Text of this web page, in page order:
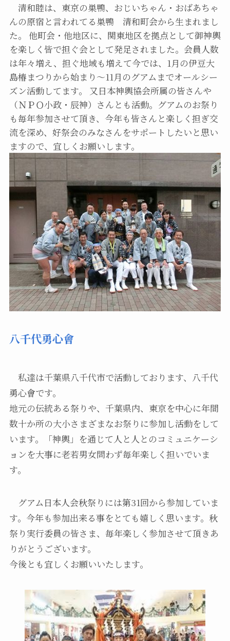
清和睦は、東京の巣鴨、おじいちゃん・おばあちゃ
んの原宿と言われてる巣鴨 清和町会から生まれまし
た。 他町会・他地区に、関東地区を拠点として御神輿
を楽しく皆で担ぐ会として発足されました。会員人数
は年々増え、担ぐ地域も増えて今では、1月の伊豆大
島椿まつりから始まり～11月のグアムまでオールシー
ズン活動してます。 又日本神輿協会所属の皆さんや
（ＮＰＯ小政・辰神）さんとも活動。グアムのお祭り
も毎年参加させて頂き、今年も皆さんと楽しく担ぎ交
流を深め、好祭会のみなさんをサポートしたいと思い
ますので、宜しくお願いします。
八千代勇心會
私達は千葉県八千代市で活動しております、八千代
勇心會です。
地元の伝統ある祭りや、千葉県内、東京を中心に年間
数十か所の大小さまざまなお祭りに参加し活動をして
います。「神輿」を通じて人と人とのコミュニケーシ
ョンを大事に老若男女問わず毎年楽しく担いでいま
す。
グアム日本人会秋祭りには第31回から参加していま
す。今年も参加出来る事をとても嬉しく思います。秋
祭り実行委員の皆さま、毎年楽しく参加させて頂きあ
りがとうございます。
今後とも宜しくお願いいたします。